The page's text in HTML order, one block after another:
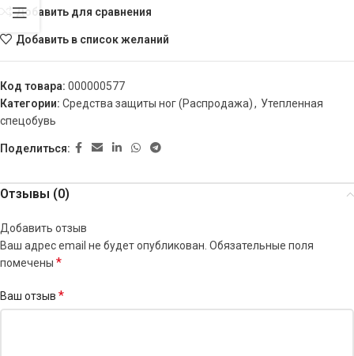
Добавить для сравнения
Добавить в список желаний
Код товара: 000000577
Категории: Средства защиты ног (Распродажа), Утепленная
спецобувь
Поделиться:
Отзывы (0)
Добавить отзыв
Ваш адрес email не будет опубликован. Обязательные поля
помечены *
Ваш отзыв *